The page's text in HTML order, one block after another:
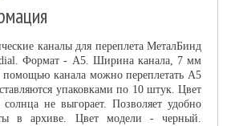
каналы для переплета МеталБинд
Формат - А5. Ширина канала, 7 мм
канала можно переплетать А5
упаковками по 10 штук. Цвет
не выгорает. Позволяет удобно
в архиве. Цвет модели - черный.